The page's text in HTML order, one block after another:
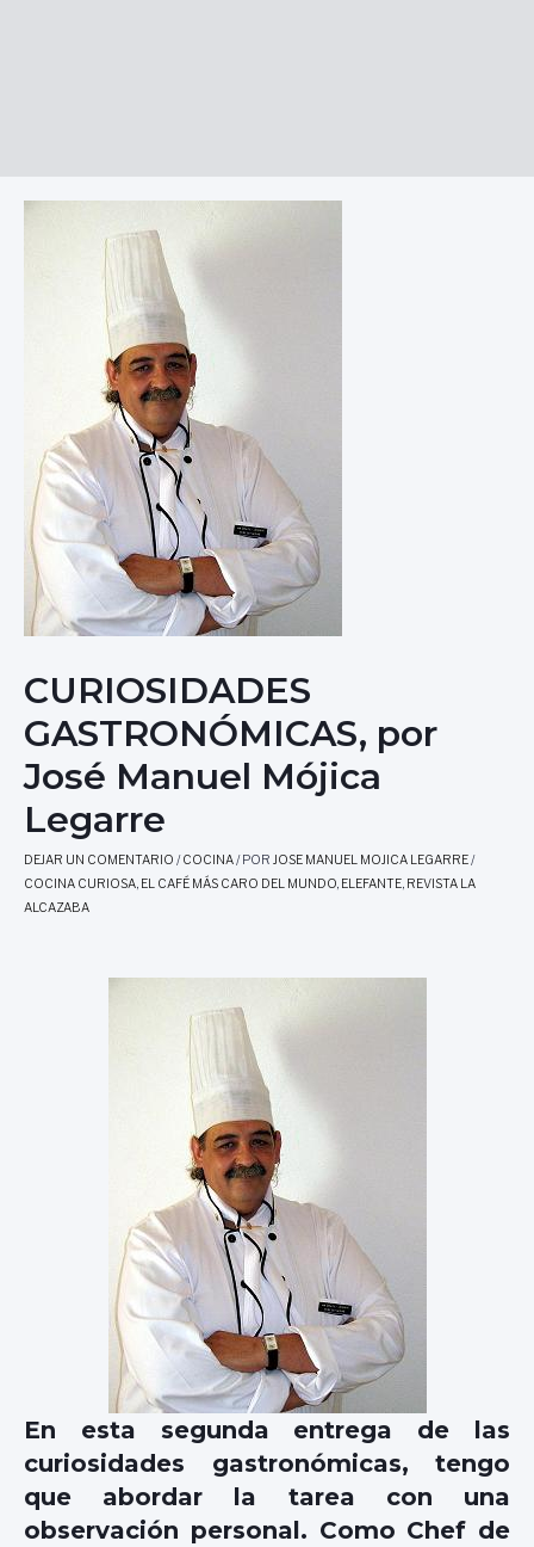
CURIOSIDADES
GASTRONÓMICAS, por
José Manuel Mójica
Legarre
DEJAR UN COMENTARIO /COCINA/ POR JOSE MANUEL MOJICA LEGARRE/
COCINA CURIOSA EL CAFÉ MÁS CARO DEL MUNDO ELEFANTE REVISTA LA
ALCAZABA
En esta segunda entrega de las
curiosidades gastronómicas, tengo
que abordar la tarea con una
observación personal. Como Chef de